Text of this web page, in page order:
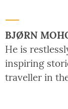
BJØRN
He is
inspiring
traveller in